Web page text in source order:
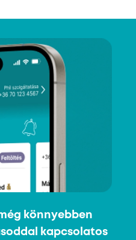
könnyebben
kapcsolatos